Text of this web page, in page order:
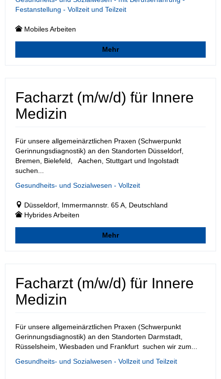
Festanstellung - Vollzeit und Teilzeit
Mobiles Arbeiten
Mehr
Facharzt (m/w/d) für Innere
Medizin
Für unsere allgemeinärztlichen Praxen (Schwerpunkt
Gerinnungsdiagnostik) an den Standorten Düsseldorf,
Bremen, Bielefeld, Aachen, Stuttgart und Ingolstadt
suchen...
Gesundheits- und Sozialwesen - Vollzeit
Düsseldorf, Immermannstr. 65 A, Deutschland
Hybrides Arbeiten
Mehr
Facharzt (m/w/d) für Innere
Medizin
Für unsere allgemeinärztlichen Praxen (Schwerpunkt
Gerinnungsdiagnostik) an den Standorten Darmstadt,
Rüsselsheim, Wiesbaden und Frankfurt suchen wir zum...
Gesundheits- und Sozialwesen - Vollzeit und Teilzeit